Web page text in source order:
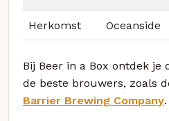
Herkomst Oceanside
Bij Beer in a Box ontdek je
de beste brouwers, zoals
Barrier Brewing Company.